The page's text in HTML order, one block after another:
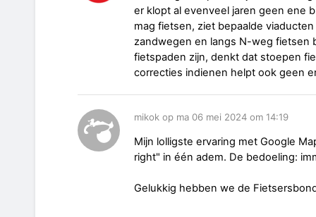
er klopt al evenveel jaren geen ene
mag fietsen, ziet bepaalde
zandwegen en langs N-weg fietsen
fietspaden zijn, denkt dat stoepen
correcties indienen helpt ook geen
mikok op ma 06 mei 2024 om 14:19
Mijn lolligste ervaring met Google
right" in één adem. De bedoeling:
Gelukkig hebben we de